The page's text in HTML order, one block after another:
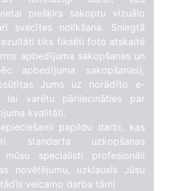
piešķirs sakoptu vizuālo
svecītes nolikšana. Sniegtā
tiks fiksēti foto atskaitē
apbedījuma sakopšanas un
apbedījuma sakopšanas),
Jums uz norādīto e-
lai varētu pārliecināties par
kvalitāti.
papildu darbi, kas
standarta uzkopšanas
mūsu specialisti profesionāli
novētējumu, uzklausīs Jūsu
veicamo darba tāmi